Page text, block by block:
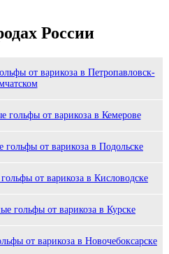
России
от варикоза в Петропавловск-
гольфы от варикоза в Кемерове
гольфы от варикоза в Подольске
от варикоза в Кисловодске
гольфы от варикоза в Курске
от варикоза в Новочебоксарске